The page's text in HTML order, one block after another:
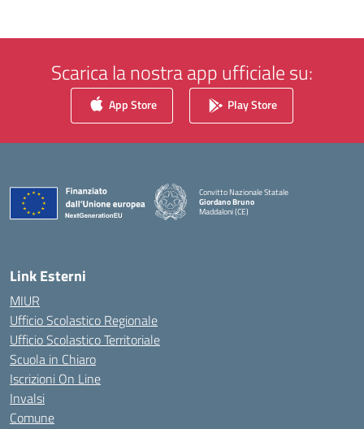
Scarica la nostra app ufficiale su:
App Store Play Store
Convitto Nazionale Statale
Giordano Bruno
Maddaloni (CE)
Link Esterni
MIUR
Ufficio Scolastico Regionale
Ufficio Scolastico Territoriale
Scuola in Chiaro
Iscrizioni On Line
Invalsi
Comune